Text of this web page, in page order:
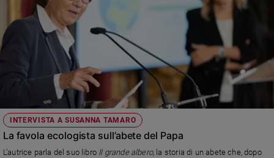
INTERVISTA A SUSANNA TAMARO
La favola ecologista sull’abete del Papa
L’autrice parla del suo libro Il grande albero, la storia di un abete che, dopo